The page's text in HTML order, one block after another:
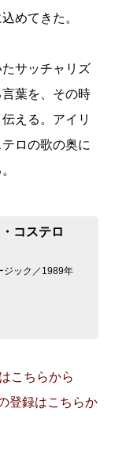
めてきた。
サッチャリズ
葉を、その時
える。アイリ
ロの歌の奥に
コステロ
ジック／1989年
こちらから
登録はこちらか